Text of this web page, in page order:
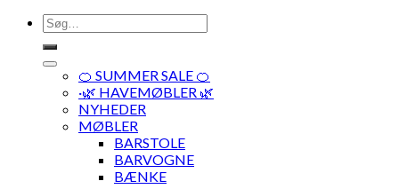
Søg
efter:
🍊 SUMMER SALE 🍊
·🌿 HAVEMØBLER 🌿
NYHEDER
MØBLER
BARSTOLE
BARVOGNE
BÆNKE